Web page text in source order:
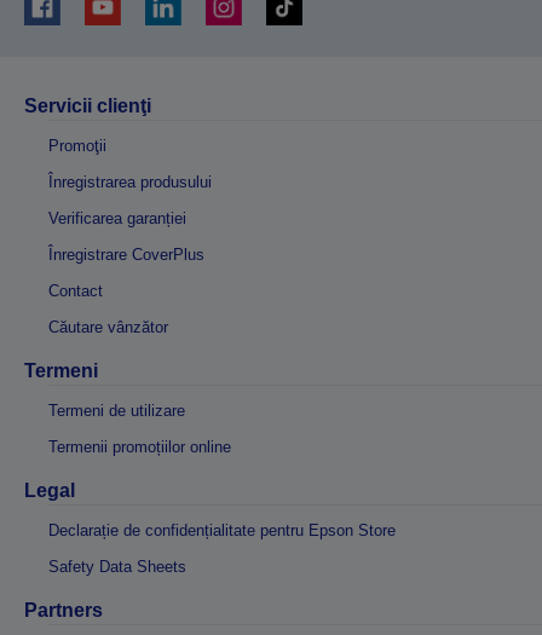
Servicii clienţi
Promoţii
Înregistrarea produsului
Verificarea garanției
Înregistrare CoverPlus
Contact
Căutare vânzător
Termeni
Termeni de utilizare
Termenii promoțiilor online
Legal
Declarație de confidențialitate pentru Epson Store
Safety Data Sheets
Partners